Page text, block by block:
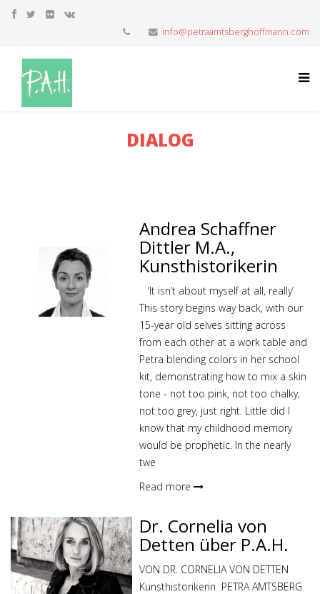
info@petraamtsberghoffmann.com
DIALOG
Andrea Schaffner
Dittler M.A.,
Kunsthistorikerin
‘It isn’t about myself at all, really’
This story begins way back, with our
15-year old selves sitting across
from each other at a work table and
Petra blending colors in her school
kit, demonstrating how to mix a skin
tone - not too pink, not too chalky,
not too grey, just right. Little did I
know that my childhood memory
would be prophetic. In the nearly
twe
Read more
Dr. Cornelia von
Detten über P.A.H.
VON DR. CORNELIA VON DETTEN
Kunsthistorikerin PETRA AMTSBERG